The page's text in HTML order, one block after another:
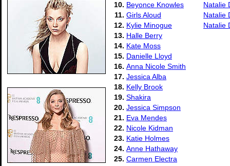
10. Beyonce Knowles
11. Girls Aloud
12. Kylie Minogue
13. Halle Berry
14. Kate Moss
15. Danielle Lloyd
16. Anna Nicole Smith
17. Jessica Alba
18. Kelly Brook
19. Shakira
20. Jessica Simpson
21. Eva Mendes
22. Nicole Kidman
23. Katie Holmes
24. Anne Hathaway
25. Carmen Electra
Natalie
Natalie
Natalie